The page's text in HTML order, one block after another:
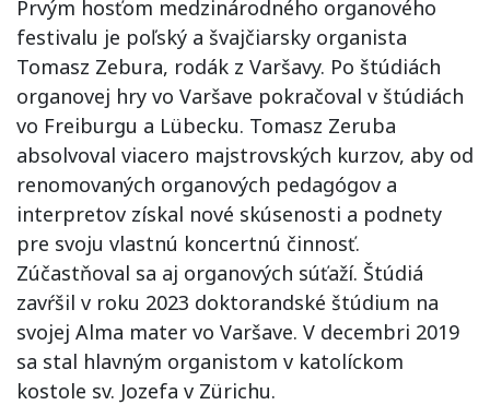
Prvým hosťom medzinárodného organového
festivalu je poľský a švajčiarsky organista
Tomasz Zebura, rodák z Varšavy. Po štúdiách
organovej hry vo Varšave pokračoval v štúdiách
vo Freiburgu a Lübecku. Tomasz Zeruba
absolvoval viacero majstrovských kurzov, aby od
renomovaných organových pedagógov a
interpretov získal nové skúsenosti a podnety
pre svoju vlastnú koncertnú činnosť.
Zúčastňoval sa aj organových súťaží. Štúdiá
zavŕšil v roku 2023 doktorandské štúdium na
svojej Alma mater vo Varšave. V decembri 2019
sa stal hlavným organistom v katolíckom
kostole sv. Jozefa v Zürichu.